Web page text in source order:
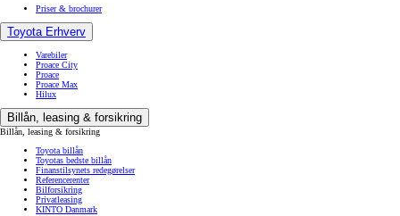
Priser & brochurer
Toyota Erhverv
Varebiler
Proace City
Proace
Proace Max
Hilux
Billån, leasing & forsikring
Billån, leasing & forsikring
Toyota billån
Toyotas bedste billån
Finanstilsynets redegørelser
Referencerenter
Bilforsikring
Privatleasing
KINTO Danmark